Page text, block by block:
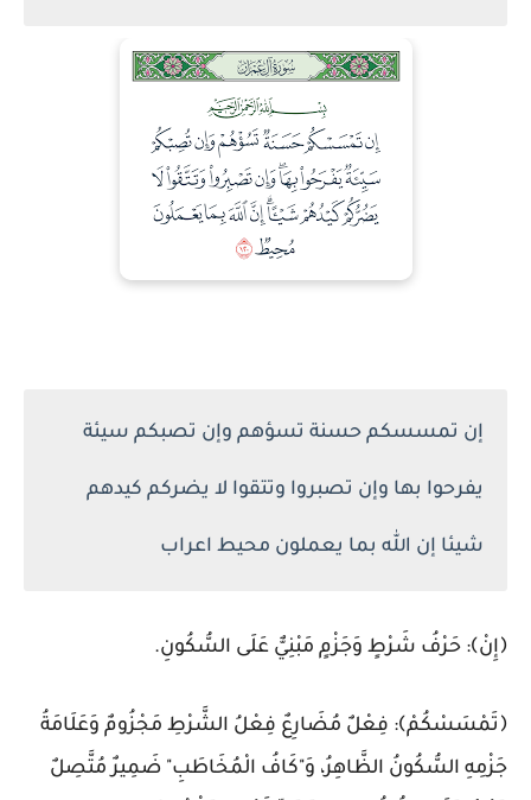
إن تمسسكم حسنة تسؤهم وإن تصبكم سيئة
يفرحوا بها وإن تصبروا وتتقوا لا يضركم كيدهم
شيئا إن الله بما يعملون محيط اعراب
﴿إِنْ﴾: حَرْفُ شَرْطٍ وَجَزْمٍ مَبْنِيٌّ عَلَى السُّكُونِ.
﴿تَمْسَسْكُمْ﴾: فِعْلٌ مُضَارِعٌ فِعْلُ الشَّرْطِ مَجْزُومٌ وَعَلَامَةُ
جَزْمِهِ السُّكُونُ الظَّاهِرُ، وَ"كَافُ الْمُخَاطَبِ" ضَمِيرٌ مُتَّصِلٌ